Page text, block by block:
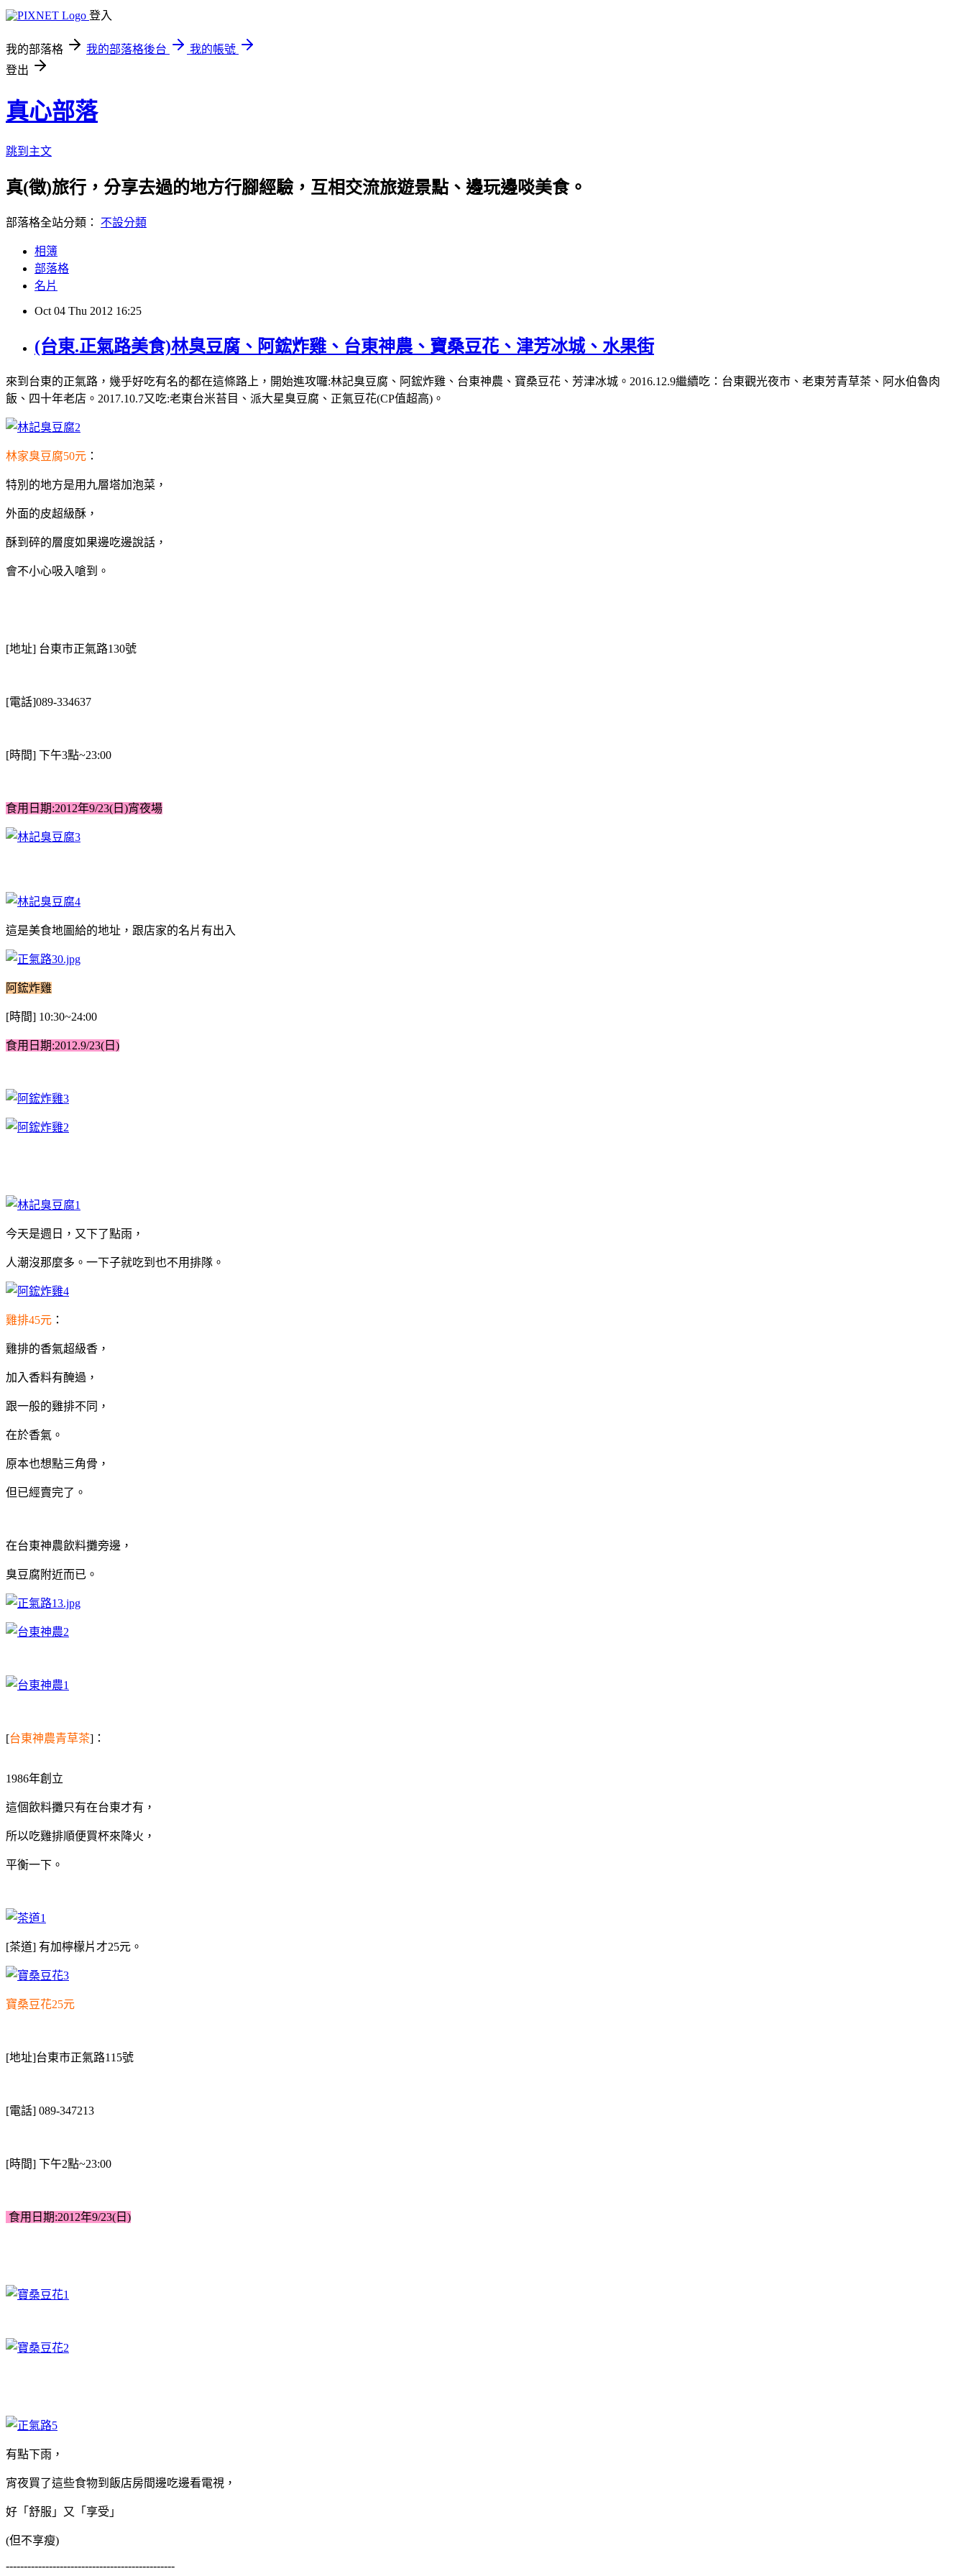
登入
我的部落格 我的部落格後台
我的帳號
登出
真心部落
跳到主文
真(徵)旅行，分享去過的地方行腳經驗，互相交流旅遊景點、邊玩邊啖美食。
部落格全站分類： 不設分類
相簿
部落格
名片
Oct 04 Thu 2012 16:25
(台東.正氣路美食)林臭豆腐、阿鋐炸雞、台東神農、寶桑豆花、津芳冰城、水果街
來到台東的正氣路，幾乎好吃有名的都在這條路上，開始進攻囉:林記臭豆腐、阿鋐炸雞、台東神農、寶桑豆花、芳津冰城。2016.12.9繼續吃：台東觀光夜市、老東芳青草茶、阿水伯魯肉
飯、四十年老店。2017.10.7又吃:老東台米苔目、派大星臭豆腐、正氣豆花(CP值超高)。
林家臭豆腐50元 ：
特別的地方是用九層塔加泡菜，
外面的皮超級酥，
酥到碎的層度如果邊吃邊說話，
會不小心吸入嗆到。
[地址] 台東市正氣路130號
[電話]089-334637
[時間] 下午3點~23:00
食用日期:2012年9/23(日)宵夜場
這是美食地圖給的地址， 跟店家的名片有出入
阿鋐炸雞
[時間] 10:30~24:00
食用日期:2012.9/23(日)
今天是週日， 又下了點雨，
人潮沒那麼多。 一下子就吃到也不用排隊。
雞排45元 ：
雞排的香氣超級香，
加入香料有醃過，
跟一般的雞排不同，
在於香氣。
原本也想點三角骨，
但已經賣完了。
在台東神農飲料攤旁邊，
臭豆腐附近而已。
[台東神農青草茶]：
1986年創立
這個飲料攤只有在台東才有，
所以吃雞排順便買杯來降火，
平衡一下。
[茶道] 有加檸檬片才25元。
寶桑豆花25元
[地址]台東市正氣路115號
[電話] 089-347213
[時間] 下午2點~23:00
食用日期:2012年9/23(日)
有點下雨，
宵夜買了這些食物到飯店房間邊吃邊看電視，
好「舒服」又「享受」
(但不享瘦)
-----------------------------------------------